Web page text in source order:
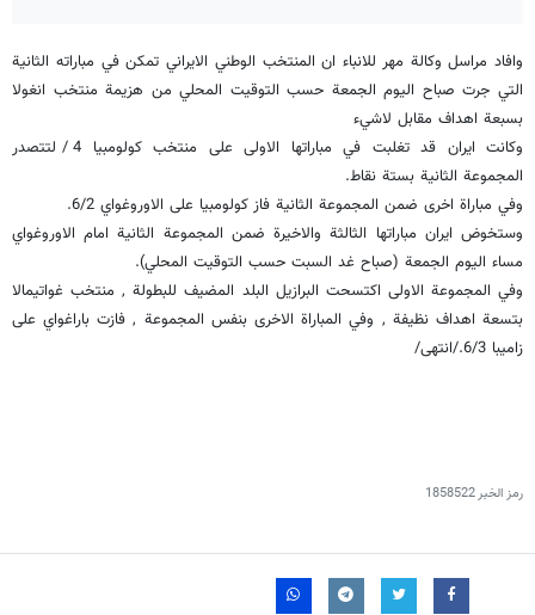
وافاد مراسل وكالة مهر للانباء ان المنتخب الوطني الايراني تمكن في مباراته الثانية
التي جرت صباح اليوم الجمعة حسب التوقيت المحلي من هزيمة منتخب انغولا
بسبعة اهداف مقابل لاشيء
وكانت ايران قد تغلبت في مباراتها الاولى على منتخب كولومبيا 4/ لتتصدر
المجموعة الثانية بستة نقاط.
وفي مباراة اخرى ضمن المجموعة الثانية فاز كولومبيا على الاوروغواي 6/2.
وستخوض ايران مباراتها الثالثة والاخيرة ضمن المجموعة الثانية امام الاوروغواي
مساء اليوم الجمعة (صباح غد السبت حسب التوقيت المحلي).
وفي المجموعة الاولى اكتسحت البرازيل البلد المضيف للبطولة , منتخب غواتيمالا
بتسعة اهداف نظيفة , وفي المباراة الاخرى بنفس المجموعة , فازت باراغواي على
زاميبا 6/3./انتهى/
رمز الخبر1858522